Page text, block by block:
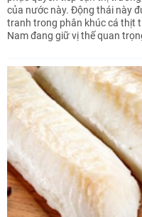
của nước này. Động thái này
tranh trong phân khúc cá thịt
Nam đang giữ vị thế quan